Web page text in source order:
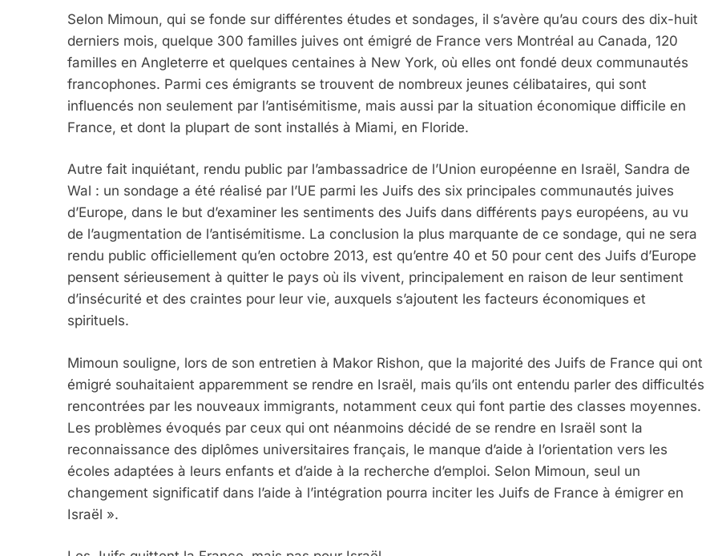
Selon Mimoun, qui se fonde sur différentes études et sondages, il s’avère qu’au cours des dix-huit
derniers mois, quelque 300 familles juives ont émigré de France vers Montréal au Canada, 120
familles en Angleterre et quelques centaines à New York, où elles ont fondé deux communautés
francophones. Parmi ces émigrants se trouvent de nombreux jeunes célibataires, qui sont
influencés non seulement par l’antisémitisme, mais aussi par la situation économique difficile en
France, et dont la plupart de sont installés à Miami, en Floride.
Autre fait inquiétant, rendu public par l’ambassadrice de l’Union européenne en Israël, Sandra de
Wal : un sondage a été réalisé par l’UE parmi les Juifs des six principales communautés juives
d’Europe, dans le but d’examiner les sentiments des Juifs dans différents pays européens, au vu
de l’augmentation de l’antisémitisme. La conclusion la plus marquante de ce sondage, qui ne sera
rendu public officiellement qu’en octobre 2013, est qu’entre 40 et 50 pour cent des Juifs d’Europe
pensent sérieusement à quitter le pays où ils vivent, principalement en raison de leur sentiment
d’insécurité et des craintes pour leur vie, auxquels s’ajoutent les facteurs économiques et
spirituels.
Mimoun souligne, lors de son entretien à Makor Rishon, que la majorité des Juifs de France qui ont
émigré souhaitaient apparemment se rendre en Israël, mais qu’ils ont entendu parler des difficultés
rencontrées par les nouveaux immigrants, notamment ceux qui font partie des classes moyennes.
Les problèmes évoqués par ceux qui ont néanmoins décidé de se rendre en Israël sont la
reconnaissance des diplômes universitaires français, le manque d’aide à l’orientation vers les
écoles adaptées à leurs enfants et d’aide à la recherche d’emploi. Selon Mimoun, seul un
changement significatif dans l’aide à l’intégration pourra inciter les Juifs de France à émigrer en
Israël ».
2025, L’année La Plus Meurtrière Selon Le Rapport D’ADL Contre